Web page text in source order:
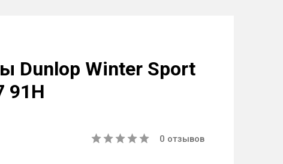
Dunlop Winter Sport
91H
0 отзывов